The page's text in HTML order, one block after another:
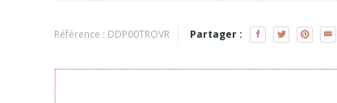
Référence : DDP00TROVR Partager :